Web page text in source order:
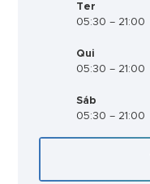
Ter
05:30 – 21:00
Qui
05:30 – 21:00
Sáb
05:30 – 21:00